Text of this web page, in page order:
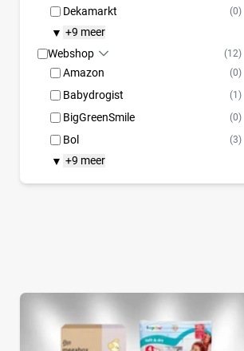
Dekamarkt (0)
▼ +9 meer
Webshop
(12)
Amazon (0)
Babydrogist (1)
BigGreenSmile (0)
Bol (3)
▼ +9 meer